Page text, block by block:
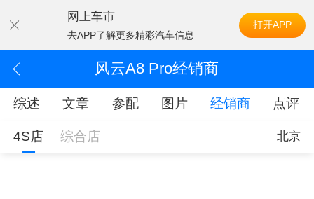
网上车市
去APP了解更多精彩汽车信息
打开APP
风云A8 Pro经销商
综述 文章 参配 图片 经销商 点评
4S店 综合店 北京